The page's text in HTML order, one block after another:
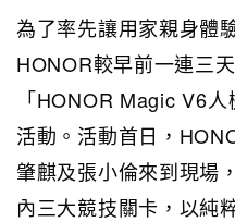
為了率先讓用家親身體
HONOR較早前一連三
「HONOR Magic V6
活動。活動首日，
肇麒及張小倫來到現場
內三大競技關卡，以純